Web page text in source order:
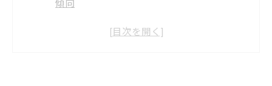
傾向
施工管理技士年収ランキングから見る収入